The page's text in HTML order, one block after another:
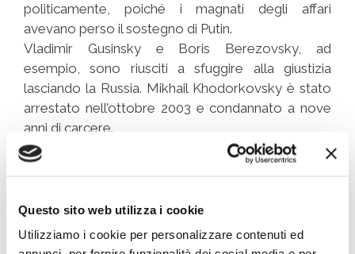
Questo sito web utilizza i cookie
Utilizziamo i cookie per personalizzare contenuti ed
politicamente, poiché i magnati degli affari
avevano perso il sostegno di Putin.
Vladimir Gusinsky e Boris Berezovsky, ad
esempio, sono riusciti a sfuggire alla giustizia
lasciando la Russia. Mikhail Khodorkovsky è stato
arrestato nell’ottobre 2003 e condannato a nove
anni di carcere.
Gli autori sopracitati hanno rilevato che anche la
della disuguaglianza dalle sue riforme del mercato.
i magnati del settore immobiliare e delle risorse